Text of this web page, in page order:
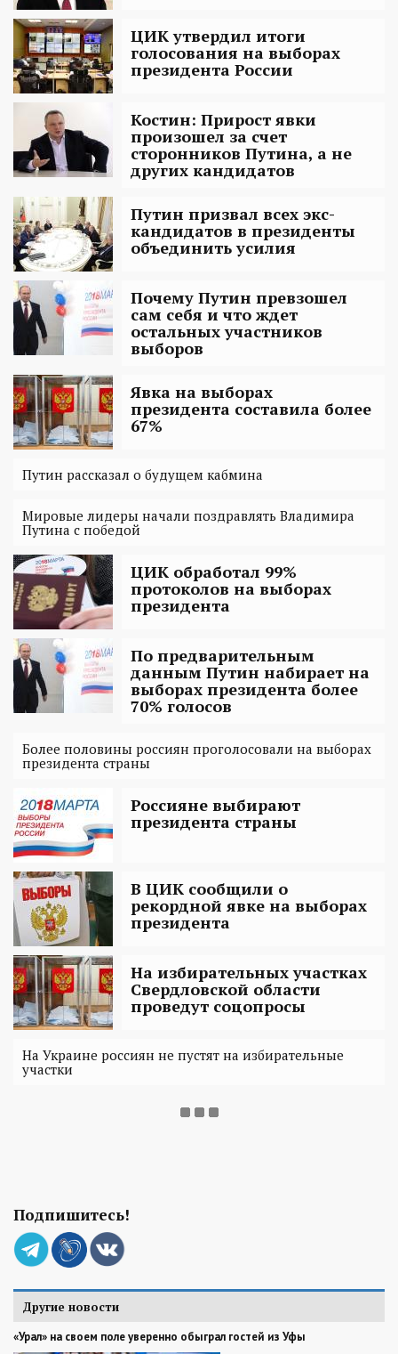
ЦИК утвердил итоги
голосования на выборах
президента России‍
Костин: Прирост явки
произошел за счет
сторонников Путина, а не
других кандидатов
Путин призвал всех экс-
кандидатов в президенты
объединить усилия
Почему Путин превзошел
сам себя и что ждет
остальных участников
выборов
Явка на выборах
президента составила более
67%
Путин рассказал о будущем кабмина
Мировые лидеры начали поздравлять Владимира
Путина с победой
ЦИК обработал 99%
протоколов на выборах
президента
По предварительным
данным Путин набирает на
выборах президента более
70% голосов
Более половины россиян проголосовали на выборах
президента страны
Россияне выбирают
президента страны
В ЦИК сообщили о
рекордной явке на выборах
президента
На избирательных участках
Свердловской области
проведут соцопросы
На Украине россиян не пустят на избирательные
участки
Подпишитесь!
Другие новости
«Урал» на своем поле уверенно обыграл гостей из Уфы